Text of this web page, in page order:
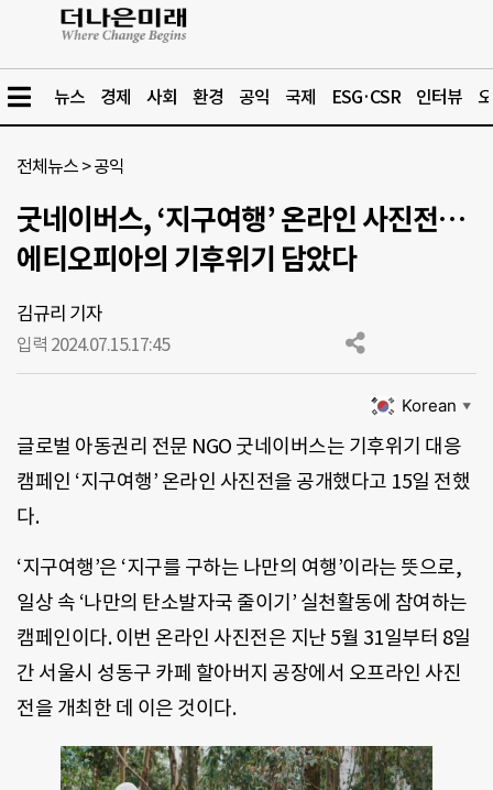
뉴스 경제 사회 환경 공익 국제 ESG·CSR 인터뷰
전체뉴스 >공익
굿네이버스, ‘지구여행’ 온라인 사진전…
에티오피아의 기후위기 담았다
김규리 기자
입력 2024.07.15.17:45
Korean ▼
글로벌 아동권리 전문 NGO 굿네이버스는 기후위기 대응
캠페인 ‘지구여행’ 온라인 사진전을 공개했다고 15일 전했
다.
‘지구여행’은 ‘지구를 구하는 나만의 여행’이라는 뜻으로,
일상 속 ‘나만의 탄소발자국 줄이기’ 실천활동에 참여하는
캠페인이다. 이번 온라인 사진전은 지난 5월 31일부터 8일
간 서울시 성동구 카페 할아버지 공장에서 오프라인 사진
전을 개최한 데 이은 것이다.